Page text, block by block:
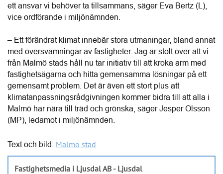
ett ansvar vi behöver ta tillsammans, säger Eva Bertz (L),
vice ordförande i miljönämnden.
– Ett förändrat klimat innebär stora utmaningar, bland annat
med översvämningar av fastigheter. Jag är stolt över att vi
från Malmö stads håll nu tar initiativ till att kroka arm med
fastighetsägarna och hitta gemensamma lösningar på ett
gemensamt problem. Det är även ett stort plus att
klimatanpassningsrådgivningen kommer bidra till att alla i
Malmö har nära till träd och grönska, säger Jesper Olsson
(MP), ledamot i miljönämnden.
Text och bild: Malmö stad
Fastighetsmedia i Ljusdal AB - Ljusdal